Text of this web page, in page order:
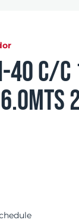
40 C/